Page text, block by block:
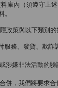
庫內（須遵守
政策與以下類別的
務、發貨、欺
涉嫌非法活動的
，我們將要求